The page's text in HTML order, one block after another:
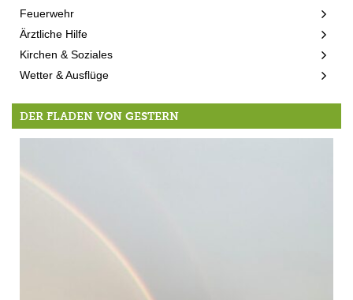
Feuerwehr
Ärztliche Hilfe
Kirchen & Soziales
Wetter & Ausflüge
DER FLADEN VON GESTERN